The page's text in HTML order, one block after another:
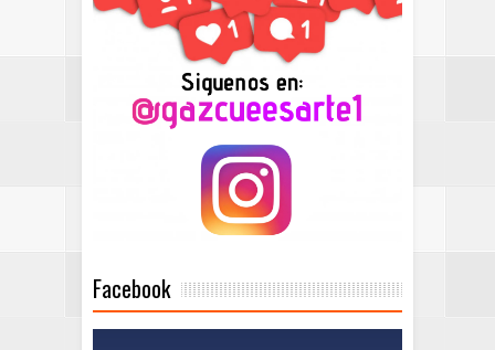
Facebook